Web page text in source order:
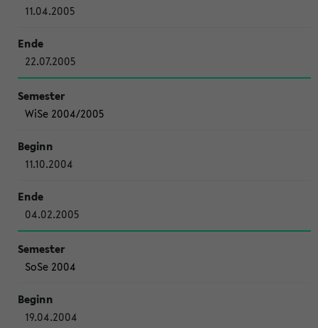
11.04.2005
22.07.2005
WiSe 2004/2005
11.10.2004
04.02.2005
SoSe 2004
19.04.2004